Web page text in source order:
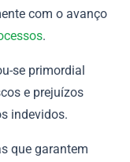
com o avanço
.
se primordial
e prejuízos
indevidos.
que garantem